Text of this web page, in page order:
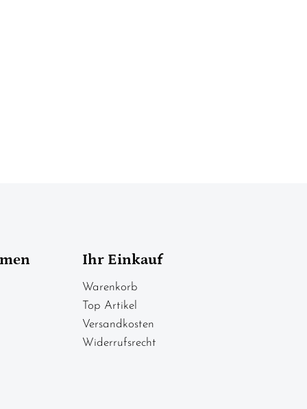
Ihr Einkauf
Warenkorb
Top Artikel
Versandkosten
Widerrufsrecht